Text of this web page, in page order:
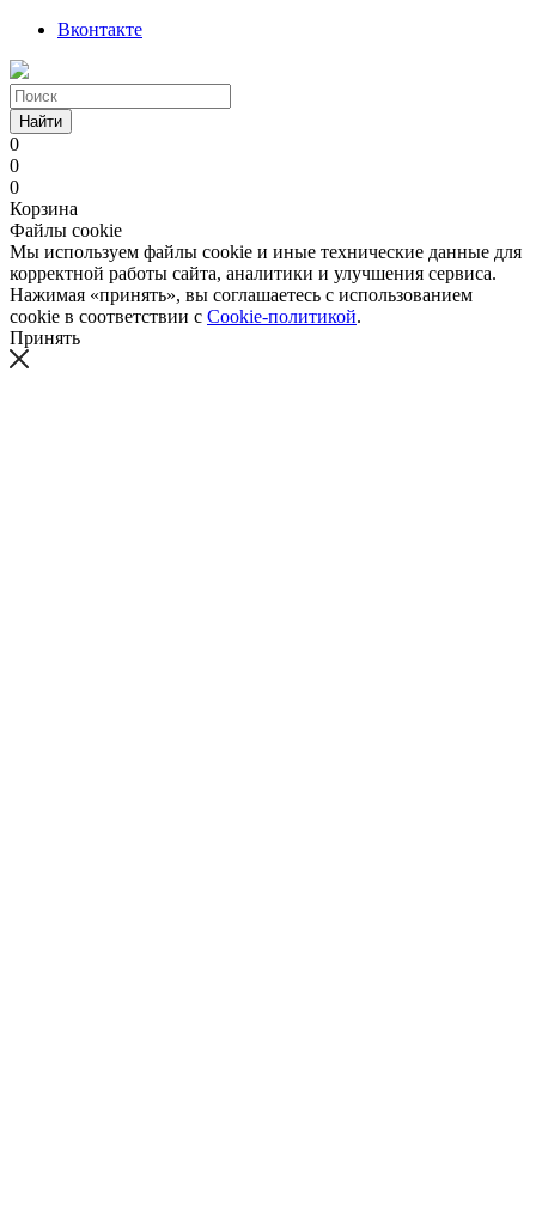
Вконтакте
Найти
0
0
0
Корзина
Файлы cookie
Мы используем файлы cookie и иные технические данные для
корректной работы сайта, аналитики и улучшения сервиса.
Нажимая «принять», вы соглашаетесь с использованием
cookie в соответствии с Cookie-политикой.
Принять